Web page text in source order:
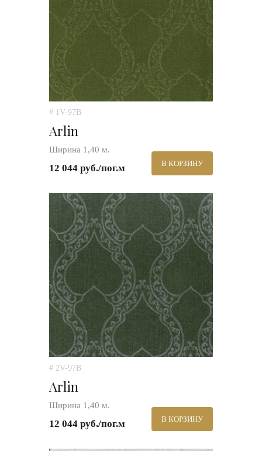
# 1V-97B
Arlin
Ширина 1,40 м.
12 044 руб./пог.м В КОРЗИНУ
# 2V-97B
Arlin
Ширина 1,40 м.
12 044 руб./пог.м В КОРЗИНУ